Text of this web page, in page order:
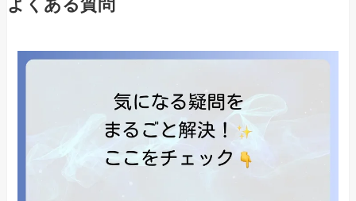
よくある質問